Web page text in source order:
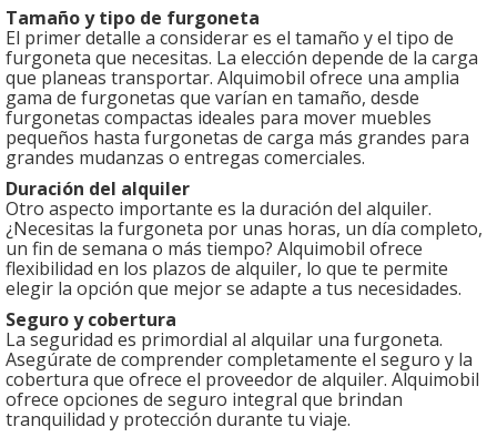
Tamaño y tipo de furgoneta
El primer detalle a considerar es el tamaño y el tipo de
furgoneta que necesitas. La elección depende de la carga
que planeas transportar. Alquimobil ofrece una amplia
gama de furgonetas que varían en tamaño, desde
furgonetas compactas ideales para mover muebles
pequeños hasta furgonetas de carga más grandes para
grandes mudanzas o entregas comerciales.
Duración del alquiler
Otro aspecto importante es la duración del alquiler.
¿Necesitas la furgoneta por unas horas, un día completo,
un fin de semana o más tiempo? Alquimobil ofrece
flexibilidad en los plazos de alquiler, lo que te permite
elegir la opción que mejor se adapte a tus necesidades.
Seguro y cobertura
La seguridad es primordial al alquilar una furgoneta.
Asegúrate de comprender completamente el seguro y la
cobertura que ofrece el proveedor de alquiler. Alquimobil
ofrece opciones de seguro integral que brindan
tranquilidad y protección durante tu viaje.